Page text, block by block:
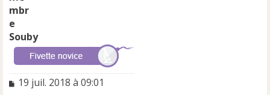
Souby
M
19 juil. 2018 à 09:01